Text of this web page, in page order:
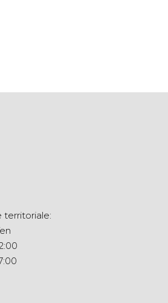
territoriale: